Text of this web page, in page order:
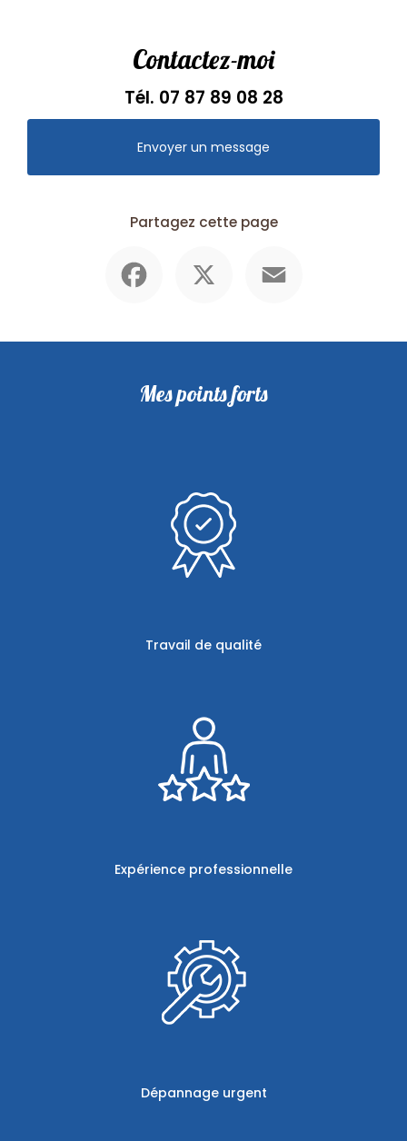
Contactez-moi
Tél. 07 87 89 08 28
Envoyer un message
Partagez cette page
Mes points forts
Travail de qualité
Expérience professionnelle
Dépannage urgent